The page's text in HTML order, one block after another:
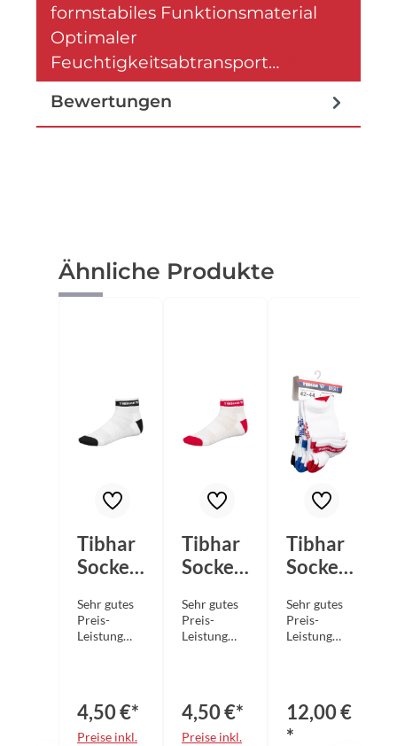
formstabiles Funktionsmaterial
Optimaler
Feuchtigkeitsabtransport…
Bewertungen
Produktgalerie überspringen
Ähnliche Produkte
Tibhar
Socke
weiß/s
chwarz
Sehr gutes
Preis-
Leistung
s
Funktionsm
4,50 €*
Preise inkl.
Tibhar
Socke
weiß/r
ot
Sehr gutes
Preis-
Leistung
s
Funktionsm
4,50 €*
Preise inkl.
Tibhar
Socke
3er
Pack
Sehr gutes
Preis-
Leistung
s
Funktionsm
12,00 €
*